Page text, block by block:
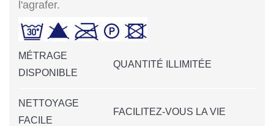
l'agrafer.
MÉTRAGE
DISPONIBLE
QUANTITÉ ILLIMITÉE
NETTOYAGE
FACILE
FACILITEZ-VOUS LA VIE